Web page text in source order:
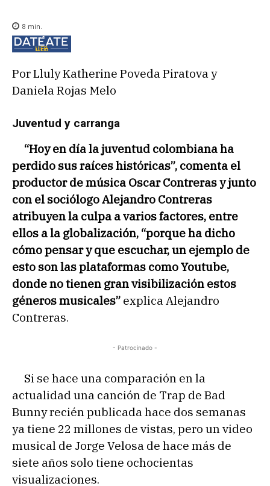
8 min.
Por Lluly Katherine Poveda Piratova y
Daniela Rojas Melo
Juventud y carranga
“Hoy en día la juventud colombiana ha
perdido sus raíces históricas”, comenta el
productor de música Oscar Contreras y junto
con el sociólogo Alejandro Contreras
atribuyen la culpa a varios factores, entre
ellos a la globalización, “porque ha dicho
cómo pensar y que escuchar, un ejemplo de
esto son las plataformas como Youtube,
donde no tienen gran visibilización estos
géneros musicales” explica Alejandro
Contreras.
- Patrocinado -
Si se hace una comparación en la
actualidad una canción de Trap de Bad
Bunny recién publicada hace dos semanas
ya tiene 22 millones de vistas, pero un video
musical de Jorge Velosa de hace más de
siete años solo tiene ochocientas
visualizaciones.